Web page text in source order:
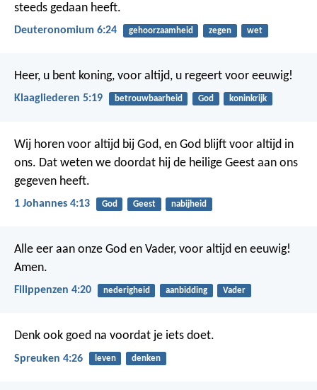
steeds gedaan heeft.
Deuteronomium 6:24 gehoorzaamheid zegen wet
Heer, u bent koning, voor altijd, u regeert voor eeuwig!
Klaagliederen 5:19 betrouwbaarheid God koninkrijk
Wij horen voor altijd bij God, en God blijft voor altijd in
ons. Dat weten we doordat hij de heilige Geest aan ons
gegeven heeft.
1 Johannes 4:13 God Geest nabijheid
Alle eer aan onze God en Vader, voor altijd en eeuwig!
Amen.
Filippenzen 4:20 nederigheid aanbidding Vader
Denk ook goed na voordat je iets doet.
Spreuken 4:26 leven denken